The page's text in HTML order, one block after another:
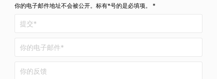
你的电子邮件地址不会被公开。标有*号的是必填项。 *